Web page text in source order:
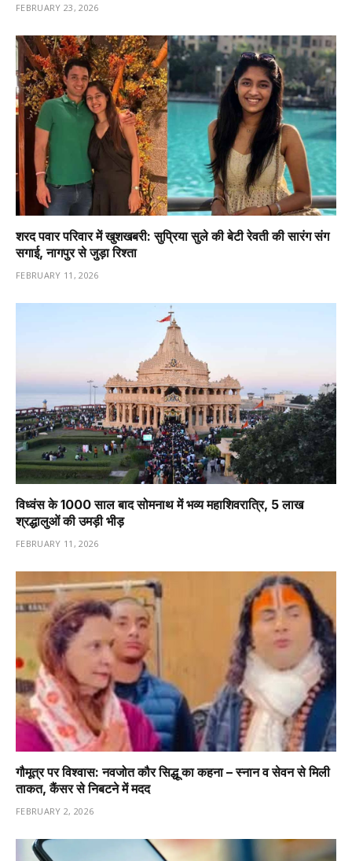
FEBRUARY 23, 2026
शरद पवार परिवार में खुशखबरी: सुप्रिया सुले की बेटी रेवती की सारंग संग
सगाई, नागपुर से जुड़ा रिश्ता
FEBRUARY 11, 2026
विध्वंस के 1000 साल बाद सोमनाथ में भव्य महाशिवरात्रि, 5 लाख
श्रद्धालुओं की उमड़ी भीड़
FEBRUARY 11, 2026
गौमूत्र पर विश्वास: नवजोत कौर सिद्धू का कहना – स्नान व सेवन से मिली
ताकत, कैंसर से निबटने में मदद
FEBRUARY 2, 2026